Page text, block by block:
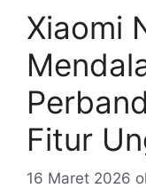
Xiaomi
Fitur
16 Maret 2026